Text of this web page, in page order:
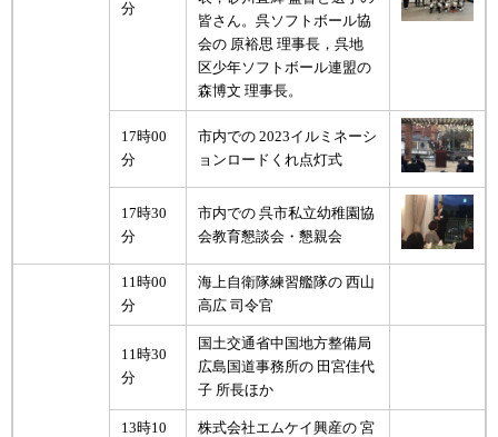
分
皆さん。呉ソフトボール協
会の 原裕思 理事長，呉地
区少年ソフトボール連盟の
森博文 理事長。
17時00
分
市内での 2023イルミネーシ
ョンロードくれ点灯式
17時30
分
市内での 呉市私立幼稚園協
会教育懇談会・懇親会
11時00
分
海上自衛隊練習艦隊の 西山
高広 司令官
11時30
分
国土交通省中国地方整備局
広島国道事務所の 田宮佳代
子 所長ほか
13時10
株式会社エムケイ興産の 宮